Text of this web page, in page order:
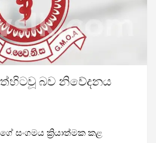
බව නිවේදනය
සංගමය ක්‍රියාත්මක කළ